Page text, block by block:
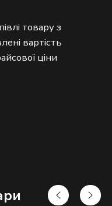
товару з
вартість